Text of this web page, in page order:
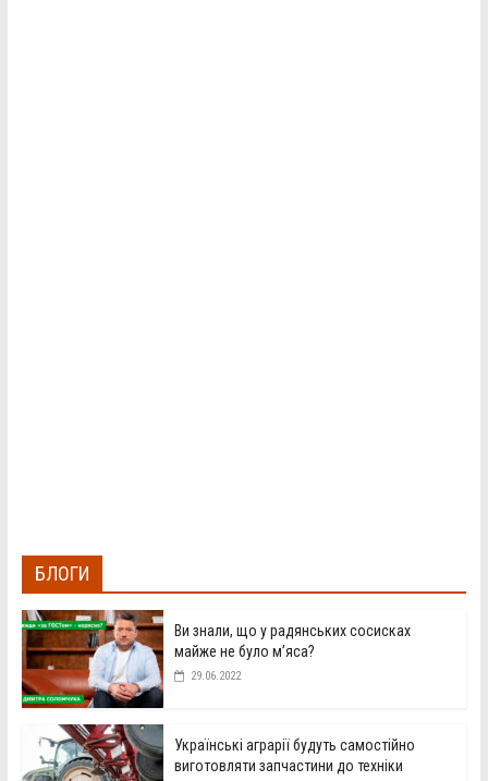
БЛОГИ
Ви знали, що у радянських сосисках
майже не було м’яса?
29.06.2022
Українські аграрії будуть самостійно
виготовляти запчастини до техніки